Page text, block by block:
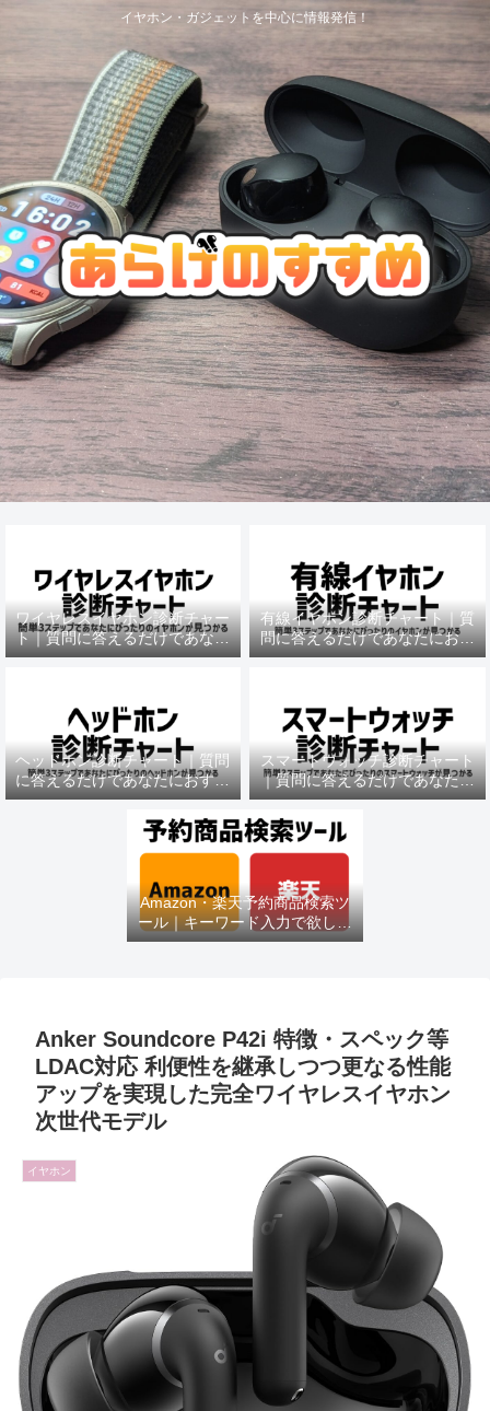
イヤホン・ガジェットを中心に情報発信！
ワイヤレスイヤホン診断チャー
ト｜質問に答えるだけであなた
におすすめの機種がわかる
有線イヤホン診断チャート｜質
問に答えるだけであなたにおす
すめの機種がわかる
ヘッドホン診断チャート｜質問
に答えるだけであなたにおすす
めの機種がわかる
スマートウォッチ診断チャート
｜質問に答えるだけであなたに
おすすめの機種がわかる
Amazon・楽天予約商品検索ツ
ール｜キーワード入力で欲しい
商品を即チェック
Anker Soundcore P42i 特徴・スペック等
LDAC対応 利便性を継承しつつ更なる性能
アップを実現した完全ワイヤレスイヤホン
次世代モデル
イヤホン